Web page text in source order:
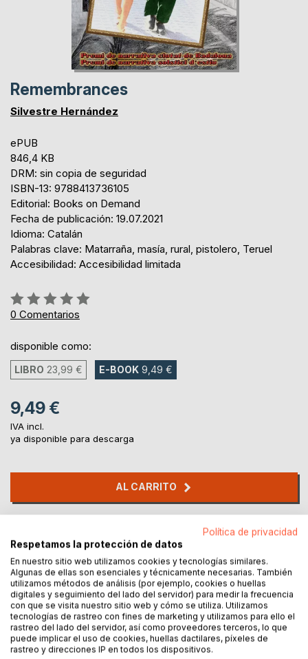
Remembrances
Silvestre Hernández
ePUB
846,4 KB
DRM: sin copia de seguridad
ISBN-13: 9788413736105
Editorial: Books on Demand
Fecha de publicación: 19.07.2021
Idioma: Catalán
Palabras clave: Matarraña, masía, rural, pistolero, Teruel
Accesibilidad: Accesibilidad limitada
Rating:
0%
0 Comentarios
disponible como:
LIBRO 23,99 € E-BOOK 9,49 €
9,49 €
IVA incl.
ya disponible para descarga
AL CARRITO
Haz una reseña
DESCRIPCIÓN
Política de privacidad
Respetamos la protección de datos
En nuestro sitio web utilizamos cookies y tecnologías similares.
Algunas de ellas son esenciales y técnicamente necesarias. También
utilizamos métodos de análisis (por ejemplo, cookies o huellas
digitales y seguimiento del lado del servidor) para medir la frecuencia
con que se visita nuestro sitio web y cómo se utiliza. Utilizamos
tecnologías de rastreo con fines de marketing y utilizamos para ello el
rastreo del lado del servidor, así como proveedores terceros, lo que
puede implicar el uso de cookies, huellas dactilares, píxeles de
rastreo y direcciones IP en todos los dispositivos.